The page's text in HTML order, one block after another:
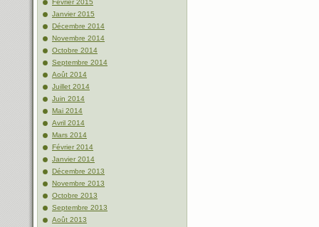
Février 2015
Janvier 2015
Décembre 2014
Novembre 2014
Octobre 2014
Septembre 2014
Août 2014
Juillet 2014
Juin 2014
Mai 2014
Avril 2014
Mars 2014
Février 2014
Janvier 2014
Décembre 2013
Novembre 2013
Octobre 2013
Septembre 2013
Août 2013